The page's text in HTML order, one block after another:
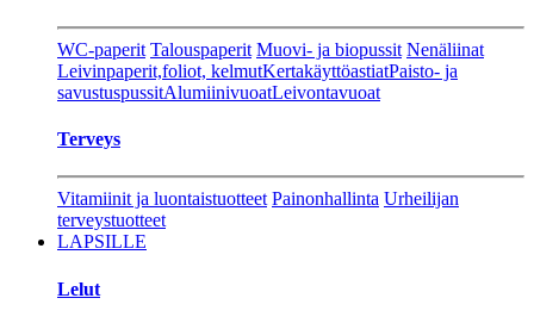
WC-paperit Talouspaperit Muovi- ja biopussit Nenäliinat
Leivinpaperit,foliot, kelmutKertakäyttöastiatPaisto- ja
savustuspussitAlumiinivuoatLeivontavuoat
Terveys
Vitamiinit ja luontaistuotteet Painonhallinta Urheilijan
terveystuotteet
LAPSILLE
Lelut